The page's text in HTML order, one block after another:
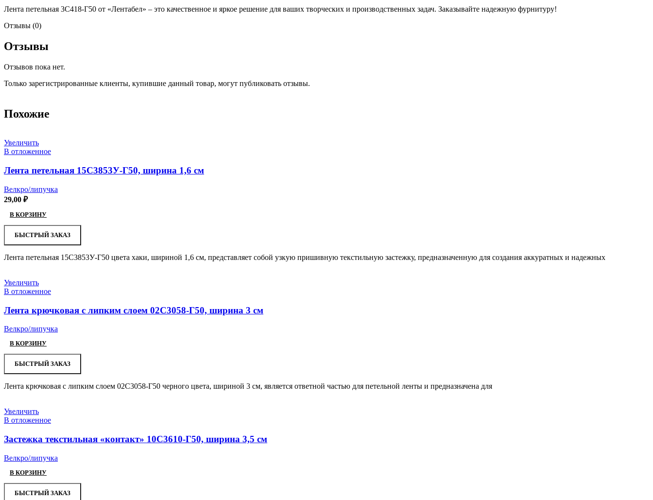
Лента петельная 3С418-Г50 от «Лентабел» – это качественное и яркое решение для ваших творческих и производственных задач. Заказывайте надежную фурнитуру!
Отзывы (0)
Отзывы
Отзывов пока нет.
Только зарегистрированные клиенты, купившие данный товар, могут публиковать отзывы.
Похожие
Увеличить
В отложенное
Лента петельная 15С3853У-Г50, ширина 1,6 см
Велкро/липучка
29,00 ₽
В КОРЗИНУ
БЫСТРЫЙ ЗАКАЗ
Лента петельная 15С3853У-Г50 цвета хаки, шириной 1,6 см, представляет собой узкую пришивную текстильную застежку, предназначенную для создания аккуратных и надежных
Увеличить
В отложенное
Лента крючковая с липким слоем 02С3058-Г50, ширина 3 см
Велкро/липучка
В КОРЗИНУ
БЫСТРЫЙ ЗАКАЗ
Лента крючковая с липким слоем 02С3058-Г50 черного цвета, шириной 3 см, является ответной частью для петельной ленты и предназначена для
Увеличить
В отложенное
Застежка текстильная «контакт» 10С3610-Г50, ширина 3,5 см
Велкро/липучка
В КОРЗИНУ
БЫСТРЫЙ ЗАКАЗ